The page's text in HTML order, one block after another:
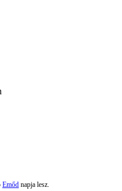
Emőd napja lesz.